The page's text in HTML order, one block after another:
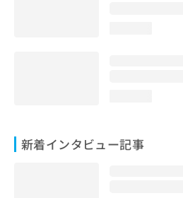
新着インタビュー記事